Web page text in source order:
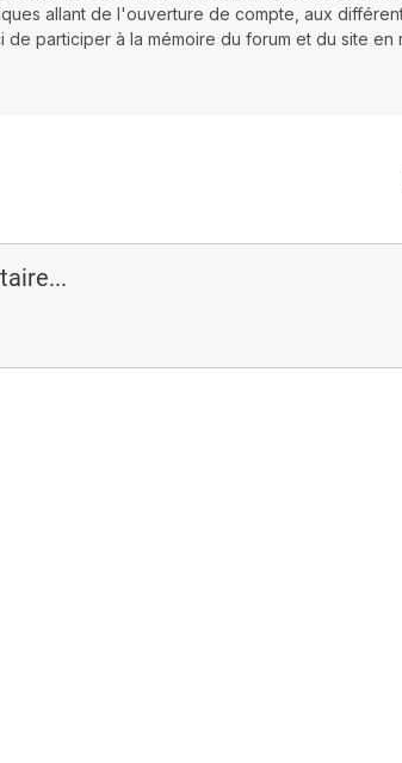
allant de l'ouverture de compte, aux
participer à la mémoire du forum et du site en